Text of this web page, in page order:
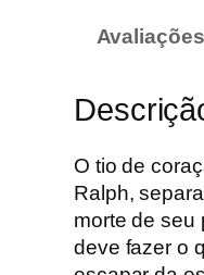
o
a
s
N
i
O tio de
Ralph,
morte de seu
deve fazer o